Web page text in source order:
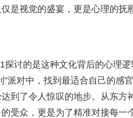
是视觉的盛宴，更是心理的
探讨的是这种文化背后的心理
”派对中，找到最适合自己的感
到了令人惊叹的地步。从东
受众，更是为了精准对接每一